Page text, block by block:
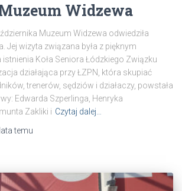
Widzewa
Muzeum Widzewa odwiedziła
Jej wizyta związana była z pięknym
Koła Seniora Łódzkiego Związku
działająca przy ŁZPN, która skupiać
trenerów, sędziów i działaczy, powstała
Edwarda Szperlinga, Henryka
Zakliki i Czytaj dalej…
temu